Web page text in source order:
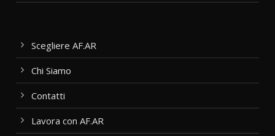
Scegliere AF.AR
Chi Siamo
Contatti
Lavora con AF.AR